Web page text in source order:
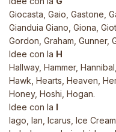
Giocasta, Gaio, Gastone,
Gianduia Giano, Giona,
Gordon, Graham, Gunner,
Idee con la H
Hallway, Hammer,
Hawk, Hearts, Heaven,
Honey, Hoshi, Hogan.
Idee con la I
Iago, Ian, Icarus, Ice